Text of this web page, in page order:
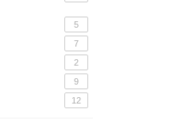
5
7
2
9
12